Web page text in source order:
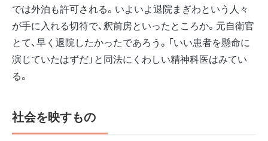
では外泊も許可される。いよいよ退院まぎわという人々
が手に入れる切符で、釈前房といったところか。元自衛官
とて、早く退院したかったであろう。「いい患者を懸命に
演じていたはずだ」と同法にくわしい精神科医はみてい
る。
社会を映すもの